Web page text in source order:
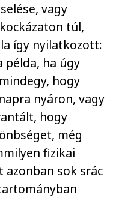
vagy
túl,
így nyilatkozott:
példa, ha úgy
hogy
nyáron, vagy
hogy
még
fizikai
sok srác